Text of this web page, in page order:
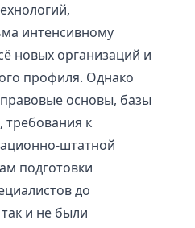
интенсивному
новых организаций и
профиля. Однако
основы, базы
требования к
штатной
подготовки
до
и не были